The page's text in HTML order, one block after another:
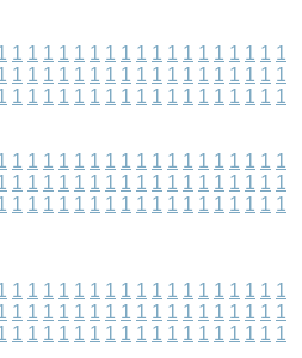
1 1 1 1 1 1 1 1 1 1 1 1 1 1 1 1 1 1
1 1 1 1 1 1 1 1 1 1 1 1 1 1 1 1 1 1
1 1 1 1 1 1 1 1 1 1 1 1 1 1 1 1 1 1
1 1 1 1 1 1 1 1 1 1 1 1 1 1 1 1 1 1
1 1 1 1 1 1 1 1 1 1 1 1 1 1 1 1 1 1
1 1 1 1 1 1 1 1 1 1 1 1 1 1 1 1 1 1
1 1 1 1 1 1 1 1 1 1 1 1 1 1 1 1 1 1
1 1 1 1 1 1 1 1 1 1 1 1 1 1 1 1 1 1
1 1 1 1 1 1 1 1 1 1 1 1 1 1 1 1 1 1